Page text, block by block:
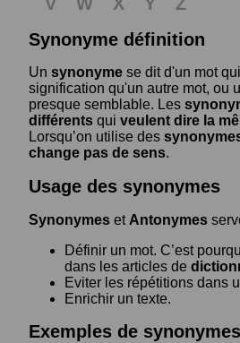
Synonyme définition
Un synonyme se dit d'un mot
signification qu'un autre mot, ou
presque semblable. Les
différents qui veulent dire la
Lorsqu’on utilise des
change pas de sens.
Usage des synonymes
Synonymes et Antonymes
Définir un mot. C’est
dans les articles de
Eviter les répétitions dans
Enrichir un texte.
Exemples de synonymes